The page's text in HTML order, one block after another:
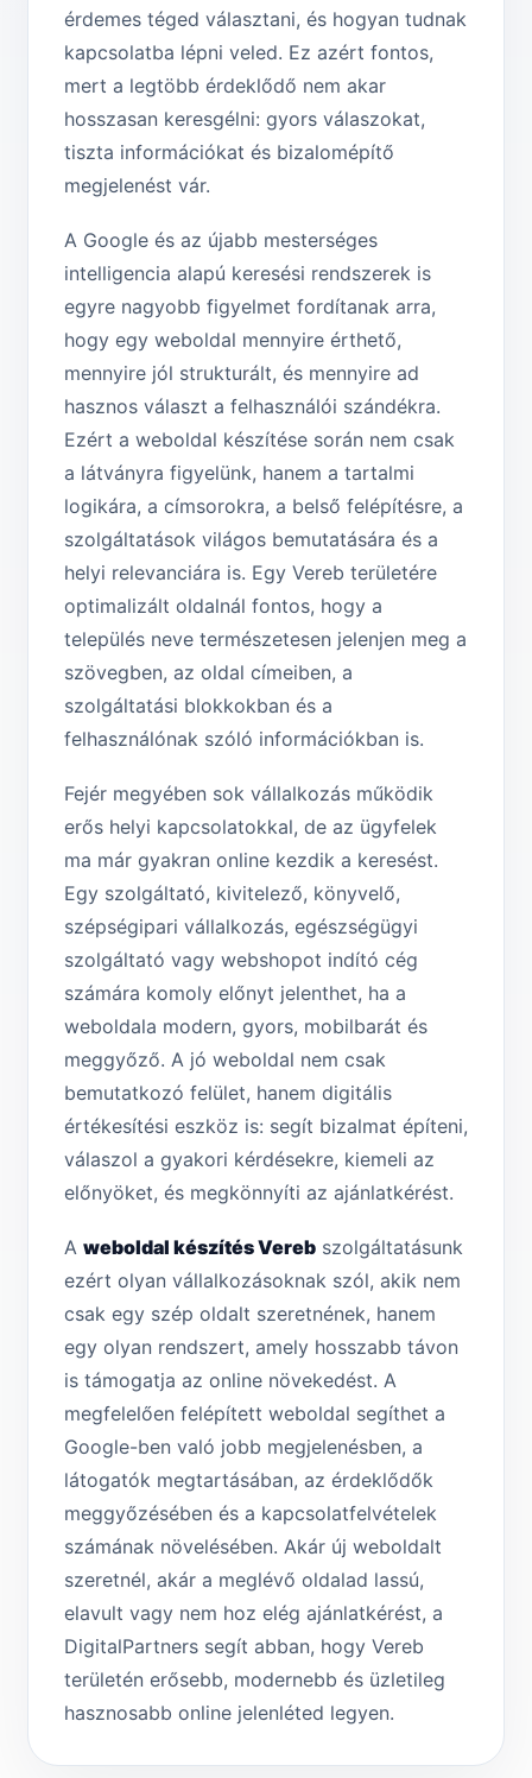
érdemes téged választani, és hogyan tudnak
kapcsolatba lépni veled. Ez azért fontos,
mert a legtöbb érdeklődő nem akar
hosszasan keresgélni: gyors válaszokat,
tiszta információkat és bizalomépítő
megjelenést vár.
A Google és az újabb mesterséges
intelligencia alapú keresési rendszerek is
egyre nagyobb figyelmet fordítanak arra,
hogy egy weboldal mennyire érthető,
mennyire jól strukturált, és mennyire ad
hasznos választ a felhasználói szándékra.
Ezért a weboldal készítése során nem csak
a látványra figyelünk, hanem a tartalmi
logikára, a címsorokra, a belső felépítésre, a
szolgáltatások világos bemutatására és a
helyi relevanciára is. Egy Vereb területére
optimalizált oldalnál fontos, hogy a
település neve természetesen jelenjen meg a
szövegben, az oldal címeiben, a
szolgáltatási blokkokban és a
felhasználónak szóló információkban is.
Fejér megyében sok vállalkozás működik
erős helyi kapcsolatokkal, de az ügyfelek
ma már gyakran online kezdik a keresést.
Egy szolgáltató, kivitelező, könyvelő,
szépségipari vállalkozás, egészségügyi
szolgáltató vagy webshopot indító cég
számára komoly előnyt jelenthet, ha a
weboldala modern, gyors, mobilbarát és
meggyőző. A jó weboldal nem csak
bemutatkozó felület, hanem digitális
értékesítési eszköz is: segít bizalmat építeni,
válaszol a gyakori kérdésekre, kiemeli az
előnyöket, és megkönnyíti az ajánlatkérést.
A weboldal készítés Vereb szolgáltatásunk
ezért olyan vállalkozásoknak szól, akik nem
csak egy szép oldalt szeretnének, hanem
egy olyan rendszert, amely hosszabb távon
is támogatja az online növekedést. A
megfelelően felépített weboldal segíthet a
Google-ben való jobb megjelenésben, a
látogatók megtartásában, az érdeklődők
meggyőzésében és a kapcsolatfelvételek
számának növelésében. Akár új weboldalt
szeretnél, akár a meglévő oldalad lassú,
elavult vagy nem hoz elég ajánlatkérést, a
DigitalPartners segít abban, hogy Vereb
területén erősebb, modernebb és üzletileg
hasznosabb online jelenléted legyen.